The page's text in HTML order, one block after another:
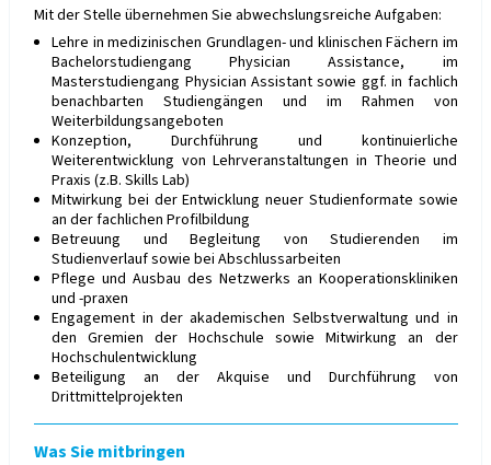
Mit der Stelle übernehmen Sie abwechslungsreiche Aufgaben:
Lehre in medizinischen Grundlagen- und klinischen Fächern im
Bachelorstudiengang Physician Assistance, im
Masterstudiengang Physician Assistant sowie ggf. in fachlich
benachbarten Studiengängen und im Rahmen von
Weiterbildungsangeboten
Konzeption, Durchführung und kontinuierliche
Weiterentwicklung von Lehrveranstaltungen in Theorie und
Praxis (z.B. Skills Lab)
Mitwirkung bei der Entwicklung neuer Studienformate sowie
an der fachlichen Profilbildung
Betreuung und Begleitung von Studierenden im
Studienverlauf sowie bei Abschlussarbeiten
Pflege und Ausbau des Netzwerks an Kooperationskliniken
und -praxen
Engagement in der akademischen Selbstverwaltung und in
den Gremien der Hochschule sowie Mitwirkung an der
Hochschulentwicklung
Beteiligung an der Akquise und Durchführung von
Drittmittelprojekten
Was Sie mitbringen